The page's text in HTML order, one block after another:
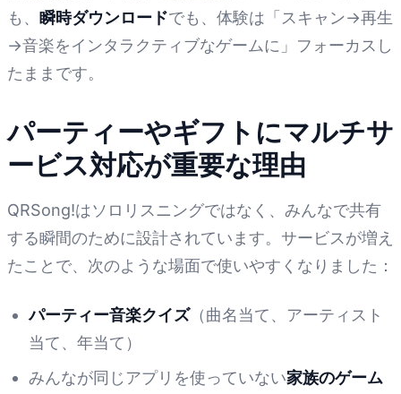
も、 瞬時ダウンロードでも、体験は「スキャン→再生
→音楽をインタラクティブなゲームに」フォーカスし
たままです。
パーティーやギフトにマルチサ
ービス対応が重要な理由
QRSong!はソロリスニングではなく、みんなで共有
する瞬間のために設計されています。サービスが増え
たことで、次のような場面で使いやすくなりました：
パーティー音楽クイズ（曲名当て、アーティスト
当て、年当て）
みんなが同じアプリを使っていない家族のゲーム